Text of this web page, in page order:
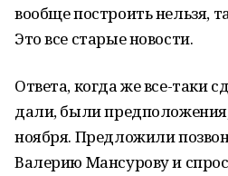
вообще построить нельзя,
Это все старые новости.
Ответа, когда же все-таки
дали, были
ноября. Предложили
Валерию Мансурову и